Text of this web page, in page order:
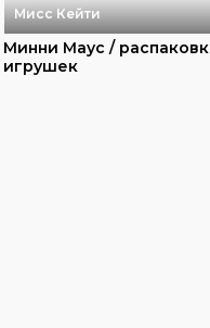
Мисс Кейти
Минни Маус /
игрушек